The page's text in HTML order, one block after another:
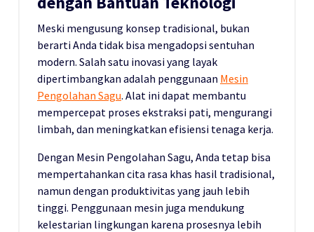
Meski mengusung konsep tradisional, bukan
berarti Anda tidak bisa mengadopsi sentuhan
modern. Salah satu inovasi yang layak
dipertimbangkan adalah penggunaan Mesin
Pengolahan Sagu. Alat ini dapat membantu
mempercepat proses ekstraksi pati, mengurangi
limbah, dan meningkatkan efisiensi tenaga kerja.
Dengan Mesin Pengolahan Sagu, Anda tetap bisa
mempertahankan cita rasa khas hasil tradisional,
namun dengan produktivitas yang jauh lebih
tinggi. Penggunaan mesin juga mendukung
kelestarian lingkungan karena prosesnya lebih